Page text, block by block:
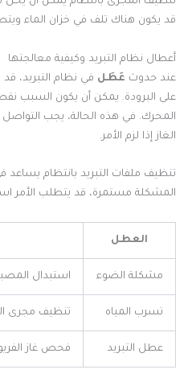
قد يكون هناك تلف في خزان الماء
أعطال نظام التبريد وكيفية معالجتها
عند حدوث عَطَل في نظام التبريد، قد
على البرودة. يمكن أن يكون السبب
المحرك. في هذه الحالة، يجب
الغاز إذا لزم الأمر.
تنظيف ملفات التبريد بانتظام يساعد
المشكلة مستمرة، قد يتطلب الأمر
العطل
مشكلة الضوء استبدال
تسرب المياه تنظيف مجرى
عطل التبريد فحص غاز